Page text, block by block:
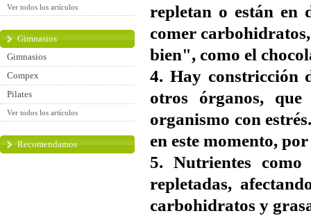
Ver todos los artículos
Gimnasios
Gimnasios
Compex
Pilates
Ver todos los artículos
Recomendamos
repletan o están en
comer
bien", como el
4. Hay constricción
otros órganos,
organismo con
en este momento,
5. Nutrientes
repletadas,
carbohidratos y